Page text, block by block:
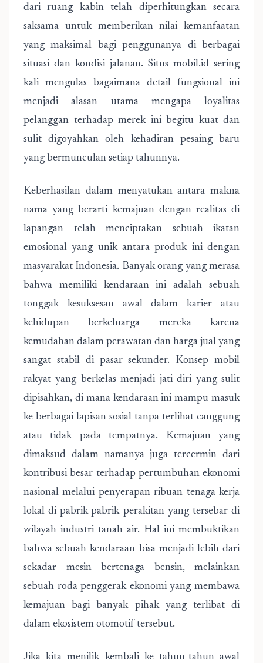
dari ruang kabin telah diperhitungkan secara
saksama untuk memberikan nilai kemanfaatan
yang maksimal bagi penggunanya di berbagai
situasi dan kondisi jalanan. Situs mobil.id sering
kali mengulas bagaimana detail fungsional ini
menjadi alasan utama mengapa loyalitas
pelanggan terhadap merek ini begitu kuat dan
sulit digoyahkan oleh kehadiran pesaing baru
yang bermunculan setiap tahunnya.
Keberhasilan dalam menyatukan antara makna
nama yang berarti kemajuan dengan realitas di
lapangan telah menciptakan sebuah ikatan
emosional yang unik antara produk ini dengan
masyarakat Indonesia. Banyak orang yang merasa
bahwa memiliki kendaraan ini adalah sebuah
tonggak kesuksesan awal dalam karier atau
kehidupan berkeluarga mereka karena
kemudahan dalam perawatan dan harga jual yang
sangat stabil di pasar sekunder. Konsep mobil
rakyat yang berkelas menjadi jati diri yang sulit
dipisahkan, di mana kendaraan ini mampu masuk
ke berbagai lapisan sosial tanpa terlihat canggung
atau tidak pada tempatnya. Kemajuan yang
dimaksud dalam namanya juga tercermin dari
kontribusi besar terhadap pertumbuhan ekonomi
nasional melalui penyerapan ribuan tenaga kerja
lokal di pabrik-pabrik perakitan yang tersebar di
wilayah industri tanah air. Hal ini membuktikan
bahwa sebuah kendaraan bisa menjadi lebih dari
sekadar mesin bertenaga bensin, melainkan
sebuah roda penggerak ekonomi yang membawa
kemajuan bagi banyak pihak yang terlibat di
dalam ekosistem otomotif tersebut.
Jika kita menilik kembali ke tahun-tahun awal